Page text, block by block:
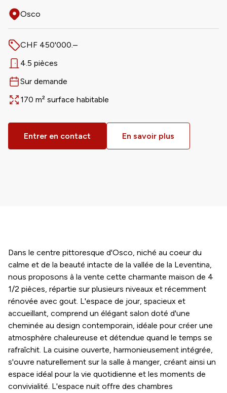
Adresse
Osco
Prix
CHF 450'000.–
Nombre de pièces
4.5 pièces
Disponible dès
Sur demande
Surface
170 m² surface habitable
Entrer en contact En savoir plus
Dans le centre pittoresque d'Osco, niché au coeur du
calme et de la beauté intacte de la vallée de la Leventina,
nous proposons à la vente cette charmante maison de 4
1/2 pièces, répartie sur plusieurs niveaux et récemment
rénovée avec gout. L'espace de jour, spacieux et
accueillant, comprend un élégant salon doté d'une
cheminée au design contemporain, idéale pour créer une
atmosphère chaleureuse et détendue quand le temps se
rafraîchit. La cuisine ouverte, harmonieusement intégrée,
s'ouvre naturellement sur la salle à manger, créant ainsi un
espace idéal pour la vie quotidienne et les moments de
convivialité. L'espace nuit offre des chambres